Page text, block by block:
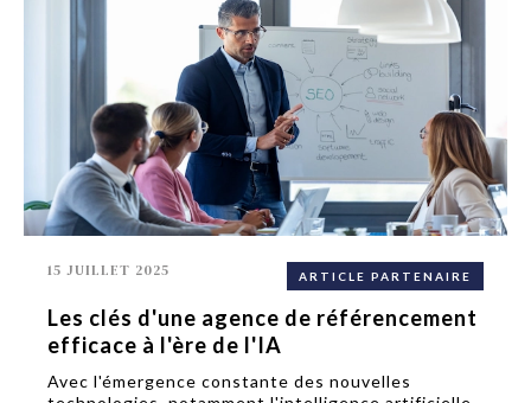
ARTICLE PARTENAIRE
15 JUILLET 2025
Les clés d'une agence de référencement
efficace à l'ère de l'IA
Avec l'émergence constante des nouvelles